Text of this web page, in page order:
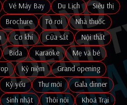
Vé Máy Bay Du Lịch
Siêu thị
Brochure Tờ rơi
Nhà thuốc
Cơ khí Cửa sắt
Nội thất
Bida Karaoke
Mẹ và bé
Kỷ niệm
Grand opening
Kỷ yếu Thư mời
Gala dinner
Sinh nhật Thôi nôi
Khoá Trại